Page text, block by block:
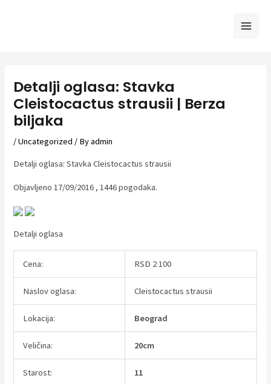
Detalji oglasa: Stavka
Cleistocactus strausii | Berza
biljaka
/Uncategorized / Byadmin
Detalji oglasa: Stavka Cleistocactus strausii
Objavljeno 17/09/2016 , 1446 pogodaka.
Detalji oglasa
Cena: RSD 2 100
Naslov oglasa: Cleistocactus strausii
Lokacija: Beograd
Veličina: 20cm
Starost: 11